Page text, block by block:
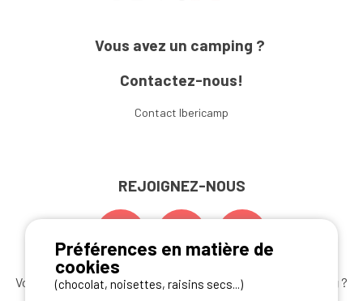
Vous avez un camping ?
Contactez-nous!
Contact Ibericamp
REJOIGNEZ-NOUS
Vous souhaitez bénéficier desmeilleures offres camping ?
Préférences en matière de
cookies
(chocolat, noisettes, raisins secs...)